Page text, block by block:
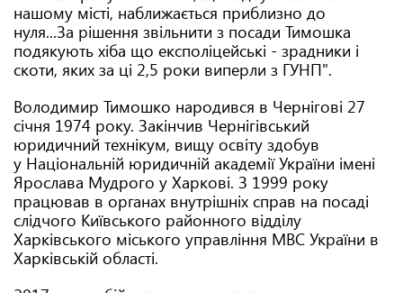
нашому місті, наближається приблизно до
нуля...За рішення звільнити з посади Тимошка
подякують хіба що експоліцейські - зрадники і
скоти, яких за ці 2,5 роки виперли з ГУНП".
Володимир Тимошко народився в Чернігові 27
січня 1974 року. Закінчив Чернігівський
юридичний технікум, вищу освіту здобув
у Національній юридичній академії України імені
Ярослава Мудрого у Харкові. З 1999 року
працював в органах внутрішніх справ на посаді
слідчого Київського районного відділу
Харківського міського управління МВС України в
Харківській області.